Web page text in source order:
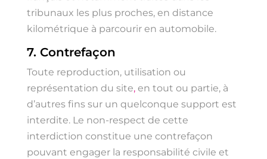
tribunaux les plus proches, en distance
kilométrique à parcourir en automobile.
7. Contrefaçon
Toute reproduction, utilisation ou
représentation du site,en tout ou partie, à
d’autres fins sur un quelconque support est
interdite. Le non-respect de cette
interdiction constitue une contrefaçon
pouvant engager la responsabilité civile et